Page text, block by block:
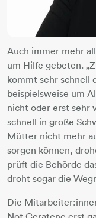
Auch immer mehr
um Hilfe gebeten.
kommt sehr schnell
beispielsweise um
nicht oder erst sehr
schnell in große
Mütter nicht mehr
sorgen können,
prüft die Behörde
droht sogar die
Die